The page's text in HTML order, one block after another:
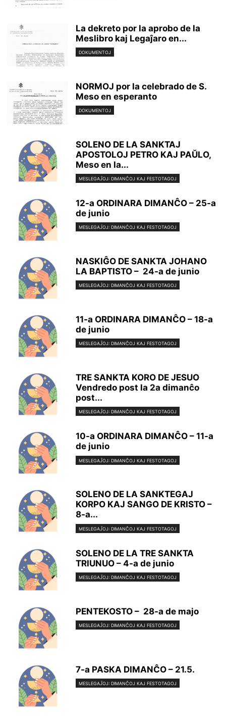
La dekreto por la aprobo de la
Meslibro kaj Legaĵaro en...
DOKUMENTOJ
NORMOJ por la celebrado de S.
Meso en esperanto
DOKUMENTOJ
SOLENO DE LA SANKTAJ
APOSTOLOJ PETRO KAJ PAŬLO,
Meso en la...
MESLEGAĴOJ: DIMANĈOJ KAJ FESTOTAGOJ
12-a ORDINARA DIMANĈO – 25-a
de junio
MESLEGAĴOJ: DIMANĈOJ KAJ FESTOTAGOJ
NASKIĜO DE SANKTA JOHANO
LA BAPTISTO – 24-a de junio
MESLEGAĴOJ: DIMANĈOJ KAJ FESTOTAGOJ
11-a ORDINARA DIMANĈO – 18-a
de junio
MESLEGAĴOJ: DIMANĈOJ KAJ FESTOTAGOJ
TRE SANKTA KORO DE JESUO
Vendredo post la 2a dimanĉo
post...
MESLEGAĴOJ: DIMANĈOJ KAJ FESTOTAGOJ
10-a ORDINARA DIMANĈO – 11-a
de junio
MESLEGAĴOJ: DIMANĈOJ KAJ FESTOTAGOJ
SOLENO DE LA SANKTEGAJ
KORPO KAJ SANGO DE KRISTO –
8-a...
MESLEGAĴOJ: DIMANĈOJ KAJ FESTOTAGOJ
SOLENO DE LA TRE SANKTA
TRIUNUO – 4-a de junio
MESLEGAĴOJ: DIMANĈOJ KAJ FESTOTAGOJ
PENTEKOSTO – 28-a de majo
MESLEGAĴOJ: DIMANĈOJ KAJ FESTOTAGOJ
7-a PASKA DIMANĈO – 21.5.
MESLEGAĴOJ: DIMANĈOJ KAJ FESTOTAGOJ